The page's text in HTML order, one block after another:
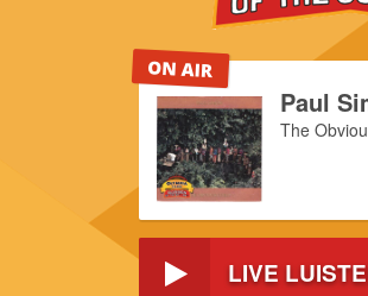
Paul
The
LIVE
op Olympia